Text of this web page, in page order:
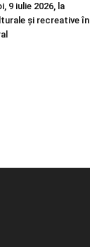
9 iulie 2026, la
și recreative în